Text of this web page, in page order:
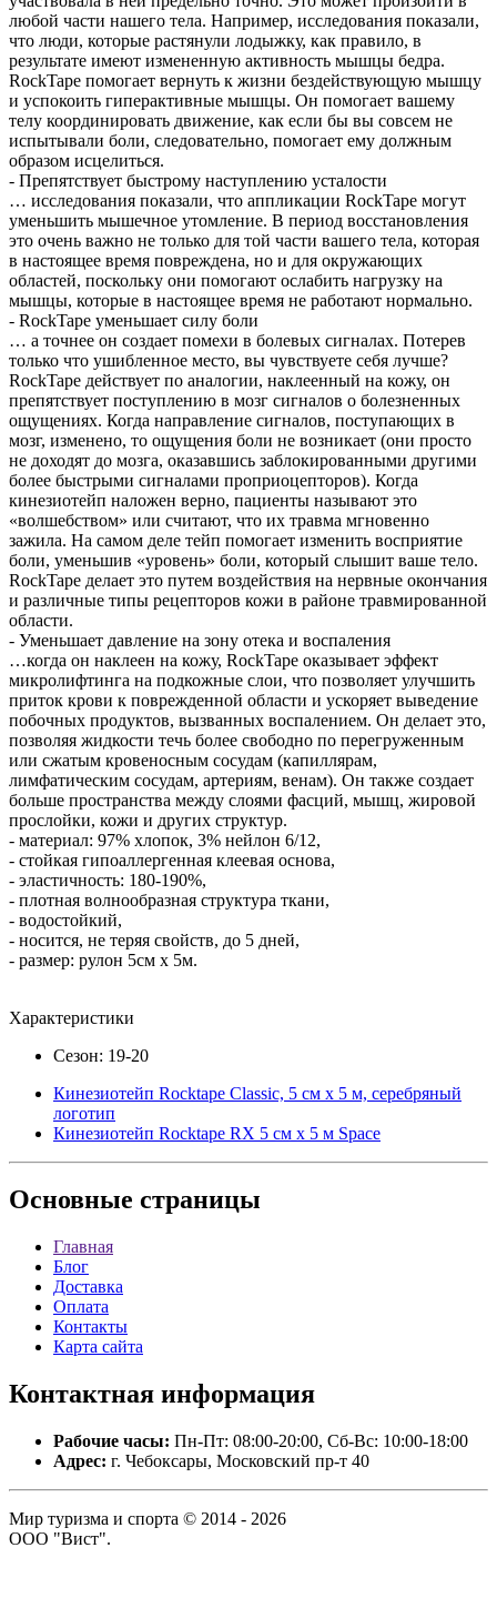
любой части нашего тела. Например, исследования показали,
что люди, которые растянули лодыжку, как правило, в
результате имеют измененную активность мышцы бедра.
RockTape помогает вернуть к жизни бездействующую мышцу
и успокоить гиперактивные мышцы. Он помогает вашему
телу координировать движение, как если бы вы совсем не
испытывали боли, следовательно, помогает ему должным
образом исцелиться.
- Препятствует быстрому наступлению усталости
… исследования показали, что аппликации RockTape могут
уменьшить мышечное утомление. В период восстановления
это очень важно не только для той части вашего тела, которая
в настоящее время повреждена, но и для окружающих
областей, поскольку они помогают ослабить нагрузку на
мышцы, которые в настоящее время не работают нормально.
- RockTape уменьшает силу боли
… а точнее он создает помехи в болевых сигналах. Потерев
только что ушибленное место, вы чувствуете себя лучше?
RockTape действует по аналогии, наклеенный на кожу, он
препятствует поступлению в мозг сигналов о болезненных
ощущениях. Когда направление сигналов, поступающих в
мозг, изменено, то ощущения боли не возникает (они просто
не доходят до мозга, оказавшись заблокированными другими
более быстрыми сигналами проприоцепторов). Когда
кинезиотейп наложен верно, пациенты называют это
«волшебством» или считают, что их травма мгновенно
зажила. На самом деле тейп помогает изменить восприятие
боли, уменьшив «уровень» боли, который слышит ваше тело.
RockTape делает это путем воздействия на нервные окончания
и различные типы рецепторов кожи в районе травмированной
области.
- Уменьшает давление на зону отека и воспаления
…когда он наклеен на кожу, RockTape оказывает эффект
микролифтинга на подкожные слои, что позволяет улучшить
приток крови к поврежденной области и ускоряет выведение
побочных продуктов, вызванных воспалением. Он делает это,
позволяя жидкости течь более свободно по перегруженным
или сжатым кровеносным сосудам (капиллярам,
лимфатическим сосудам, артериям, венам). Он также создает
больше пространства между слоями фасций, мышц, жировой
прослойки, кожи и других структур.
- материал: 97% хлопок, 3% нейлон 6/12,
- стойкая гипоаллергенная клеевая основа,
- эластичность: 180-190%,
- плотная волнообразная структура ткани,
- водостойкий,
- носится, не теряя свойств, до 5 дней,
- размер: рулон 5см х 5м.
Характеристики
Сезон: 19-20
Кинезиотейп Rocktape Classic, 5 см х 5 м, серебряный
логотип
Кинезиотейп Rocktape RX 5 см x 5 м Space
Основные страницы
Главная
Блог
Доставка
Оплата
Контакты
Карта сайта
Контактная информация
Рабочие часы: Пн-Пт: 08:00-20:00, Сб-Вс: 10:00-18:00
Адрес: г. Чебоксары, Московский пр-т 40
Мир туризма и спорта © 2014 - 2026
ООО "Вист".